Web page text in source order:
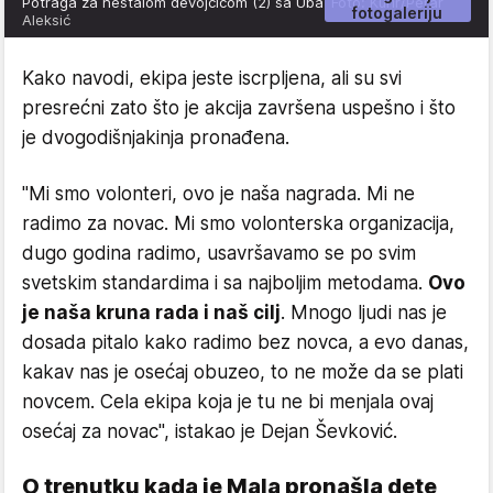
fotogaleriju
Aleksić
Kako navodi, ekipa jeste iscrpljena, ali su svi
presrećni zato što je akcija završena uspešno i što
je dvogodišnjakinja pronađena.
"Mi smo volonteri, ovo je naša nagrada. Mi ne
radimo za novac. Mi smo volonterska organizacija,
dugo godina radimo, usavršavamo se po svim
svetskim standardima i sa najboljim metodama. Ovo
je naša kruna rada i naš cilj. Mnogo ljudi nas je
dosada pitalo kako radimo bez novca, a evo danas,
kakav nas je osećaj obuzeo, to ne može da se plati
novcem. Cela ekipa koja je tu ne bi menjala ovaj
osećaj za novac", istakao je Dejan Ševković.
O trenutku kada je Mala pronašla dete